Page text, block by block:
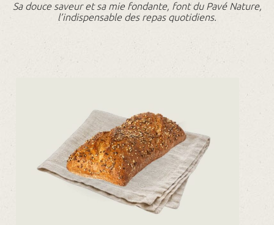
Sa douce saveur et sa mie fondante, font du Pavé Nature,
l’indispensable des repas quotidiens.